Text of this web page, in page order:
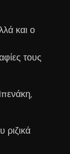
και ο
τους
ριζικά